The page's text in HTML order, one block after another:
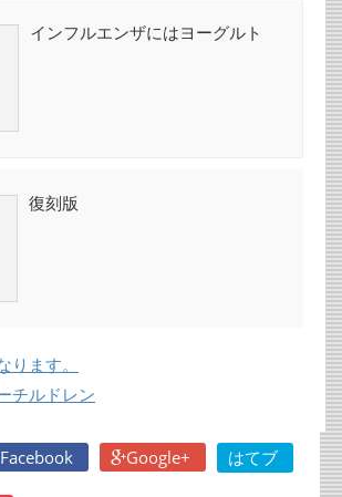
インフルエンザにはヨーグルト
復刻版
ります。
チルドレン
Facebook Google+ はてブ